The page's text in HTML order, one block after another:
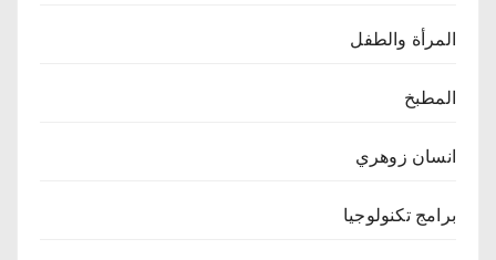
المرأة والطفل
المطبخ
انسان زوهري
برامج تكنولوجيا